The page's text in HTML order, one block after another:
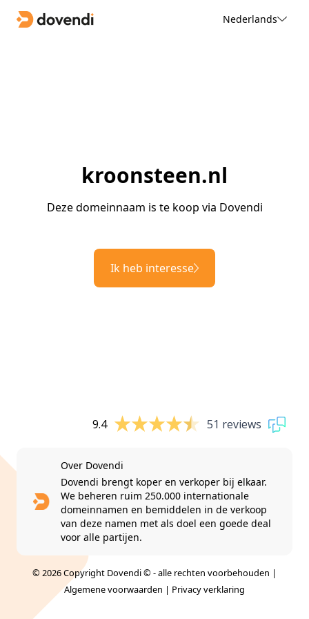
Nederlands
kroonsteen.nl
Deze domeinnaam is te koop via Dovendi
Ik heb interesse
9.4 51 reviews
Over Dovendi
Dovendi brengt koper en verkoper bij elkaar.
We beheren ruim 250.000 internationale
domeinnamen en bemiddelen in de verkoop
van deze namen met als doel een goede deal
voor alle partijen.
© 2026 Copyright Dovendi © - alle rechten voorbehouden |
Algemene voorwaarden | Privacy verklaring